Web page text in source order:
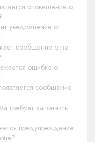
оповещение о
уведомление о
сообщение о не
ошибка о
сообщение
требует заполнить
предупреждение